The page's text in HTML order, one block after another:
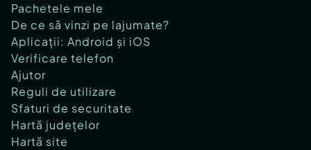
Pachetele mele
De ce să vinzi pe lajumate?
Aplicații: Android și iOS
Verificare telefon
Ajutor
Reguli de utilizare
Sfaturi de securitate
Hartă județelor
Hartă site